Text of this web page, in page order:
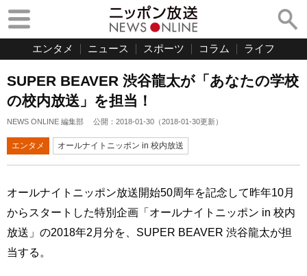
エンタメ ニュース スポーツ コラム ライフ
SUPER BEAVER 渋谷龍太が「あなたの学校
の校内放送」を担当！
NEWS ONLINE 編集部 公開： 2018-01-30 （2018-01-30更新）
エンタメ オールナイトニッポン in 校内放送
オールナイトニッポン放送開始50周年を記念して昨年10月
からスタートした特別企画「オールナイトニッポン in 校内
放送」の2018年2月分を、SUPER BEAVER 渋谷龍太が担
当する。